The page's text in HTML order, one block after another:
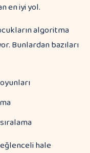
en iyi yol.
algoritma
Bunlardan bazıları
hale